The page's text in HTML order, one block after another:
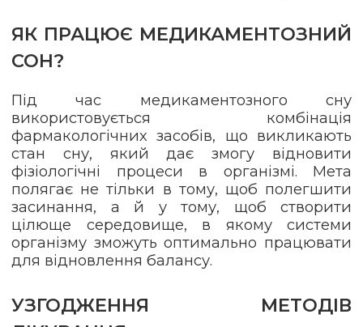
ЯК ПРАЦЮЄ МЕДИКАМЕНТОЗНИЙ
СОН?
Під час медикаментозного сну
використовується комбінація
фармакологічних засобів, що викликають
стан сну, який дає змогу відновити
фізіологічні процеси в організмі. Мета
полягає не тільки в тому, щоб полегшити
засинання, а й у тому, щоб створити
цілюще середовище, в якому системи
організму зможуть оптимально працювати
для відновлення балансу.
УЗГОДЖЕННЯ МЕТОДІВ